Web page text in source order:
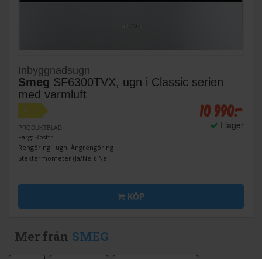
Inbyggnadsugn
Smeg SF6300TVX, ugn i Classic serien
med varmluft
A
PRODUKTBLAD
Färg: Rostfri
Rengöring i ugn: Ångrengöring
Stektermometer (Ja/Nej): Nej
10 990:-
I lager
KÖP
Mer från SMEG